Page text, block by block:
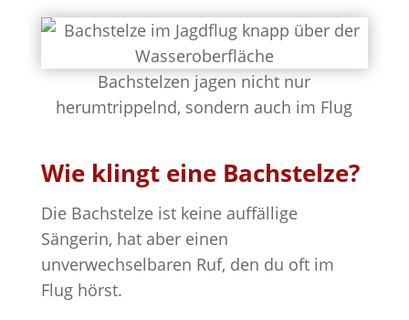
Bachstelzen jagen nicht nur
herumtrippelnd, sondern auch im Flug
Wie klingt eine Bachstelze?
Die Bachstelze ist keine auffällige
Sängerin, hat aber einen
unverwechselbaren Ruf, den du oft im
Flug hörst.